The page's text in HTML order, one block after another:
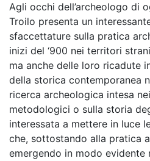
Agli occhi dell’archeologo di
Troilo presenta un
sfaccettature sulla pratica
inizi del ‘900 nei territori
ma anche delle loro ricadute
della storica contemporanea
ricerca archeologica intesa
metodologici o sulla storia
interessata a mettere in luce
che, sottostando alla pratica
emergendo in modo evidente